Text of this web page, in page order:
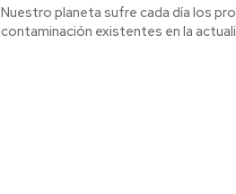
Nuestro planeta sufre cada día los
contaminación existentes en la